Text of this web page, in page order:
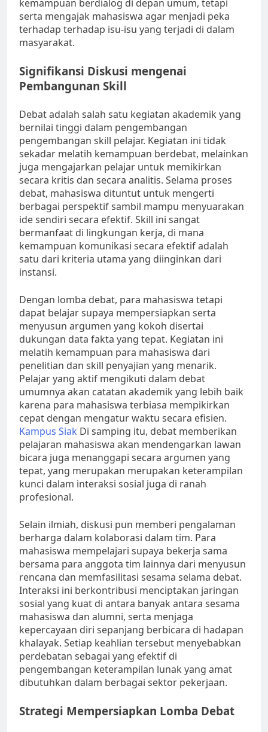
kemampuan berdialog di depan umum, tetapi
serta mengajak mahasiswa agar menjadi peka
terhadap terhadap isu-isu yang terjadi di dalam
masyarakat.
Signifikansi Diskusi mengenai
Pembangunan Skill
Debat adalah salah satu kegiatan akademik yang
bernilai tinggi dalam pengembangan
pengembangan skill pelajar. Kegiatan ini tidak
sekadar melatih kemampuan berdebat, melainkan
juga mengajarkan pelajar untuk memikirkan
secara kritis dan secara analitis. Selama proses
debat, mahasiswa dituntut untuk mengerti
berbagai perspektif sambil mampu menyuarakan
ide sendiri secara efektif. Skill ini sangat
bermanfaat di lingkungan kerja, di mana
kemampuan komunikasi secara efektif adalah
satu dari kriteria utama yang diinginkan dari
instansi.
Dengan lomba debat, para mahasiswa tetapi
dapat belajar supaya mempersiapkan serta
menyusun argumen yang kokoh disertai
dukungan data fakta yang tepat. Kegiatan ini
melatih kemampuan para mahasiswa dari
penelitian dan skill penyajian yang menarik.
Pelajar yang aktif mengikuti dalam debat
umumnya akan catatan akademik yang lebih baik
karena para mahasiswa terbiasa mempikirkan
cepat dengan mengatur waktu secara efisien.
Kampus Siak Di samping itu, debat memberikan
pelajaran mahasiswa akan mendengarkan lawan
bicara juga menanggapi secara argumen yang
tepat, yang merupakan merupakan keterampilan
kunci dalam interaksi sosial juga di ranah
profesional.
Selain ilmiah, diskusi pun memberi pengalaman
berharga dalam kolaborasi dalam tim. Para
mahasiswa mempelajari supaya bekerja sama
bersama para anggota tim lainnya dari menyusun
rencana dan memfasilitasi sesama selama debat.
Interaksi ini berkontribusi menciptakan jaringan
sosial yang kuat di antara banyak antara sesama
mahasiswa dan alumni, serta menjaga
kepercayaan diri sepanjang berbicara di hadapan
khalayak. Setiap keahlian tersebut menyebabkan
perdebatan sebagai yang efektif di
pengembangan keterampilan lunak yang amat
dibutuhkan dalam berbagai sektor pekerjaan.
Strategi Mempersiapkan Lomba Debat